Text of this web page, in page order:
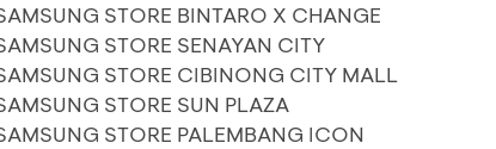
STORE BINTARO X CHANGE
STORE SENAYAN CITY
STORE CIBINONG CITY MALL
STORE SUN PLAZA
STORE PALEMBANG ICON